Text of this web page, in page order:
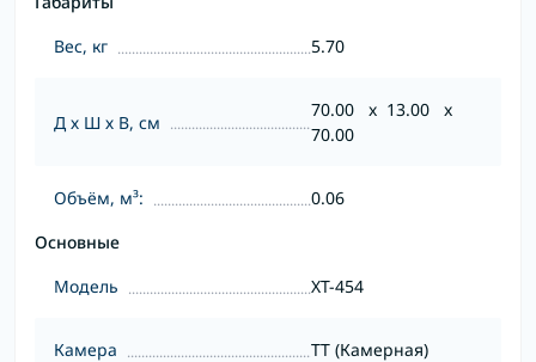
Вес, кг
5.70
Д х Ш х В, см
70.00 x 13.00 x
70.00
Объём, м³:
0.06
Основные
Модель
XT-454
Камера
TT (Камерная)